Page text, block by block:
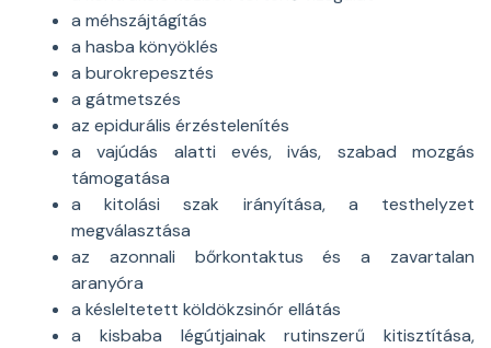
a méhszájtágítás
a hasba könyöklés
a burokrepesztés
a gátmetszés
az epidurális érzéstelenítés
a vajúdás alatti evés, ivás, szabad mozgás
támogatása
a kitolási szak irányítása, a testhelyzet
megválasztása
az azonnali bőrkontaktus és a zavartalan
aranyóra
a késleltetett köldökzsinór ellátás
a kisbaba légútjainak rutinszerű kitisztítása,